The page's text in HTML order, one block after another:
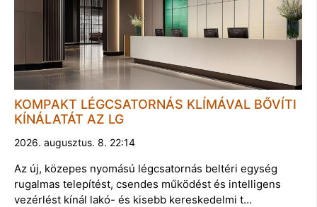
KOMPAKT LÉGCSATORNÁS KLÍMÁVAL BŐVÍTI
KÍNÁLATÁT AZ LG
2026. augusztus. 8. 22:14
Az új, közepes nyomású légcsatornás beltéri egység
rugalmas telepítést, csendes működést és intelligens
vezérlést kínál lakó- és kisebb kereskedelmi t…